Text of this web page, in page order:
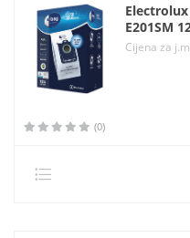
Electrolux
E201SM
Cijena za
(0)